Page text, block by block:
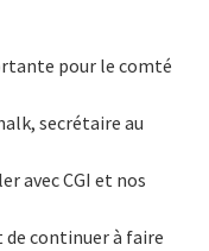
pour le comté
secrétaire au
avec CGI et nos
de continuer à faire